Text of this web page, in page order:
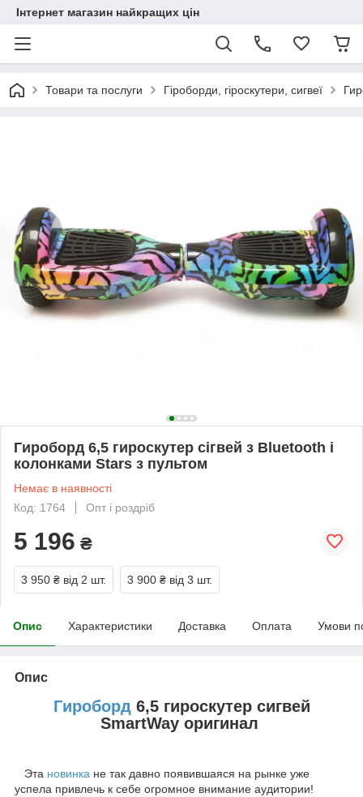
Інтернет магазин найкращих цін
Товари та послуги Гіроборди, гіроскутери, сигвеї
Гироборд 6,5 гироскутер сігвей з Bluetooth і
колонками Stars з пультом
Немає в наявності
Код: 1764
Опт і роздріб
5 196 ₴
3 950 ₴ від 2 шт. 3 900 ₴ від 3 шт.
Опис Характеристики Доставка Оплата Умови
Опис
Гироборд6,5 гироскутер сигвей
SmartWay оригинал
Эта новинка не так давно появившаяся на рынке уже
успела привлечь к себе огромное внимание аудитории!